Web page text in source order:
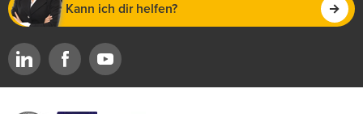
Kann ich dir helfen?